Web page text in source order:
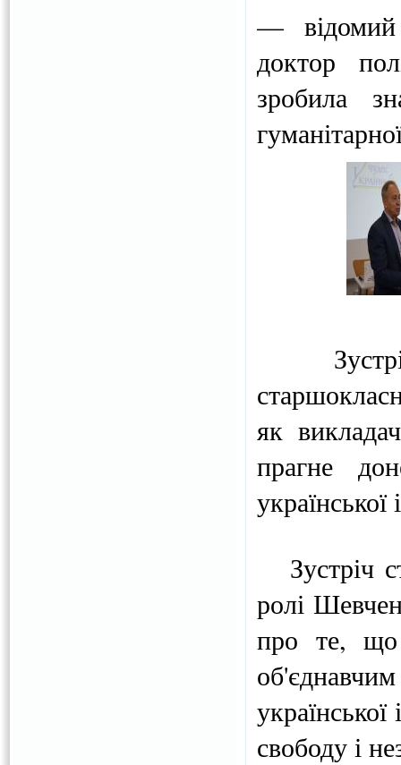
— відомий
доктор
зробила
Зустріч
як
прагне
Зустріч
ролі
про те, що
свободу і